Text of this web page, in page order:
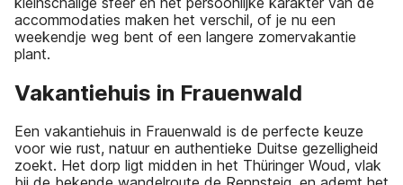
accommodaties maken het verschil, of je nu een
weekendje weg bent of een langere zomervakantie
plant.
Vakantiehuis in Frauenwald
Een vakantiehuis in Frauenwald is de perfecte keuze
voor wie rust, natuur en authentieke Duitse gezelligheid
zoekt. Het dorp ligt midden in het Thüringer Woud, vlak